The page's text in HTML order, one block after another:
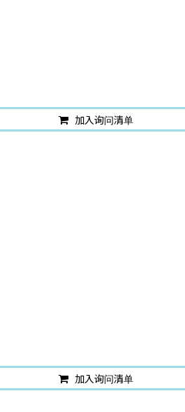
加入询问清单
加入询问清单